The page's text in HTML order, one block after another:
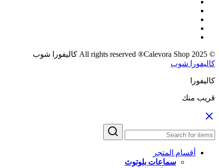
© 2025 All rights reserved ®Calevora Shop كاليفورا شوب
كاليفورا شوب
كاليفورا
قريب منك
أقسام المتجر
سماعات بلوتوث